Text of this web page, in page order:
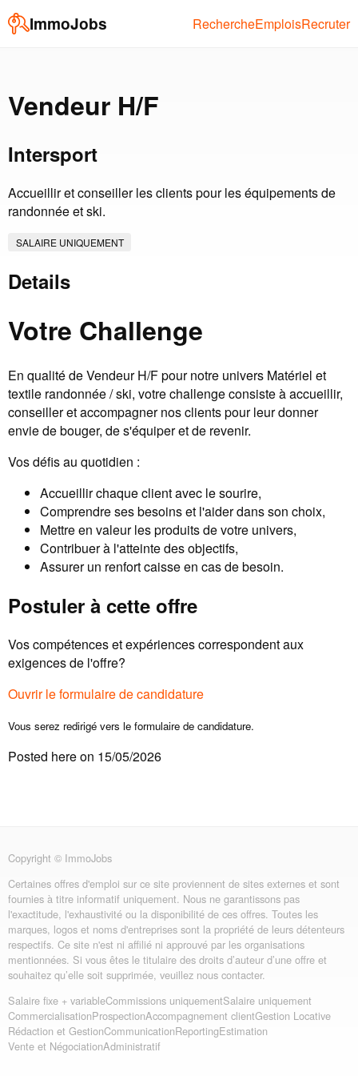
ImmoJobs RechercheEmploisRecruter
Vendeur H/F
Intersport
Accueillir et conseiller les clients pour les équipements de
randonnée et ski.
SALAIRE UNIQUEMENT
Details
Votre Challenge
En qualité de Vendeur H/F pour notre univers Matériel et
textile randonnée / ski, votre challenge consiste à accueillir,
conseiller et accompagner nos clients pour leur donner
envie de bouger, de s'équiper et de revenir.
Vos défis au quotidien :
Accueillir chaque client avec le sourire,
Comprendre ses besoins et l'aider dans son choix,
Mettre en valeur les produits de votre univers,
Contribuer à l'atteinte des objectifs,
Assurer un renfort caisse en cas de besoin.
Postuler à cette offre
Vos compétences et expériences correspondent aux
exigences de l'offre?
Ouvrir le formulaire de candidature
Vous serez redirigé vers le formulaire de candidature.
Posted here on 15/05/2026
Copyright © ImmoJobs
Certaines offres d'emploi sur ce site proviennent de sites externes et sont
fournies à titre informatif uniquement. Nous ne garantissons pas
l'exactitude, l'exhaustivité ou la disponibilité de ces offres. Toutes les
marques, logos et noms d'entreprises sont la propriété de leurs détenteurs
respectifs. Ce site n'est ni affilié ni approuvé par les organisations
mentionnées. Si vous êtes le titulaire des droits d’auteur d’une offre et
souhaitez qu’elle soit supprimée, veuillez nous contacter.
Salaire fixe + variableCommissions uniquementSalaire uniquement
CommercialisationProspectionAccompagnement clientGestion Locative
Rédaction et GestionCommunicationReportingEstimation
Vente et NégociationAdministratif